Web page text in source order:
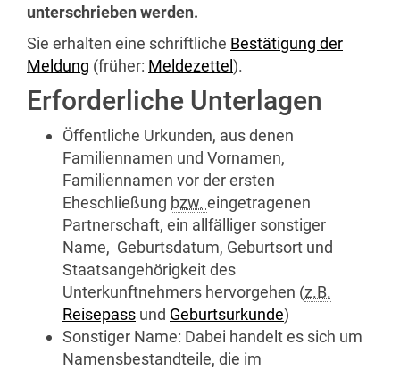
unterschrieben werden.
Sie erhalten eine schriftliche Bestätigung der
Meldung (früher: Meldezettel ).
Erforderliche Unterlagen
Öffentliche Urkunden, aus denen
Familiennamen und Vornamen,
Familiennamen vor der ersten
Eheschließung bzw. eingetragenen
Partnerschaft, ein allfälliger sonstiger
Name, Geburtsdatum, Geburtsort und
Staatsangehörigkeit des
Unterkunftnehmers hervorgehen (z.B.
Reisepass und Geburtsurkunde)
Sonstiger Name: Dabei handelt es sich um
Namensbestandteile, die im